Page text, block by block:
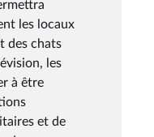
les locaux
des chats
les
à être
et de